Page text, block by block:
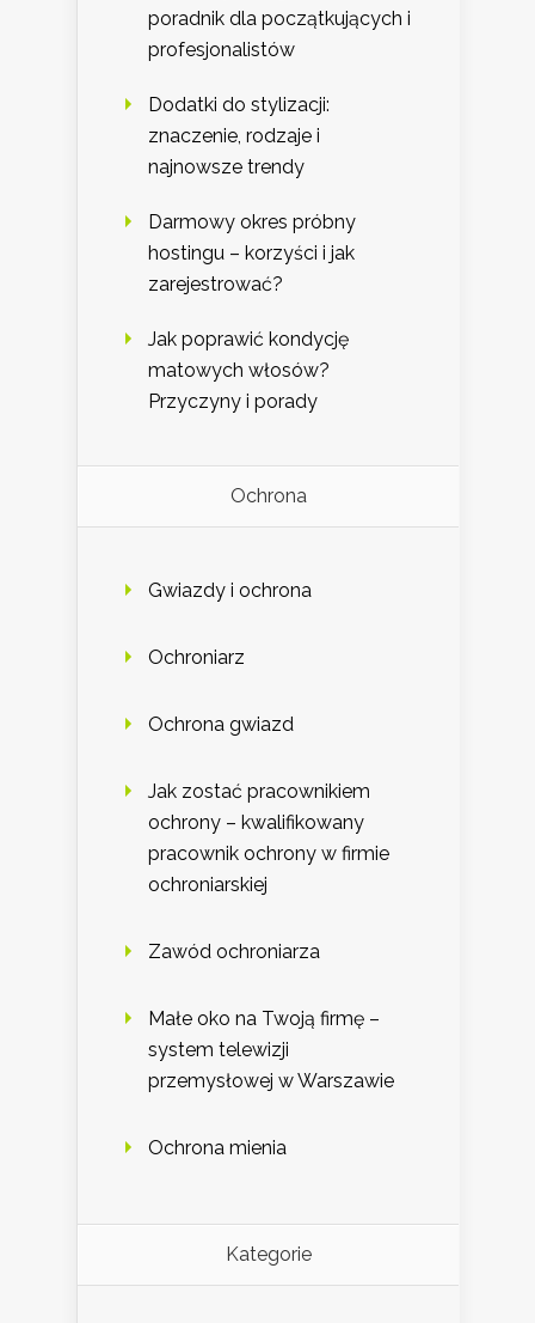
poradnik dla początkujących i
profesjonalistów
Dodatki do stylizacji:
znaczenie, rodzaje i
najnowsze trendy
Darmowy okres próbny
hostingu – korzyści i jak
zarejestrować?
Jak poprawić kondycję
matowych włosów?
Przyczyny i porady
Ochrona
Gwiazdy i ochrona
Ochroniarz
Ochrona gwiazd
Jak zostać pracownikiem
ochrony – kwalifikowany
pracownik ochrony w firmie
ochroniarskiej
Zawód ochroniarza
Małe oko na Twoją firmę –
system telewizji
przemysłowej w Warszawie
Ochrona mienia
Kategorie